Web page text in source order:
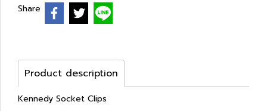
Share
Product description
Kennedy Socket Clips